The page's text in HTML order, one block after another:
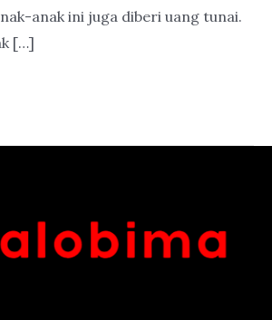
anak ini juga diberi uang tunai.
[…]